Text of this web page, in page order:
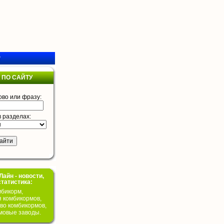
САЙТУ
или фразу:
разделах:
- новости,
комбикормов,
комбикормов,
заводы.